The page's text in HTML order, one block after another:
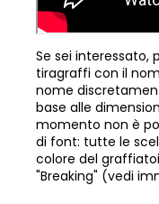
Se sei interessato,
tiragraffi con il
nome
base alle
momento non è
di font: tutte le
colore del
"Breaking" (vedi